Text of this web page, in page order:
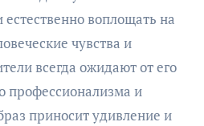
воплощать на
чувства и
всегда ожидают от его
профессионализма и
приносит удивление и